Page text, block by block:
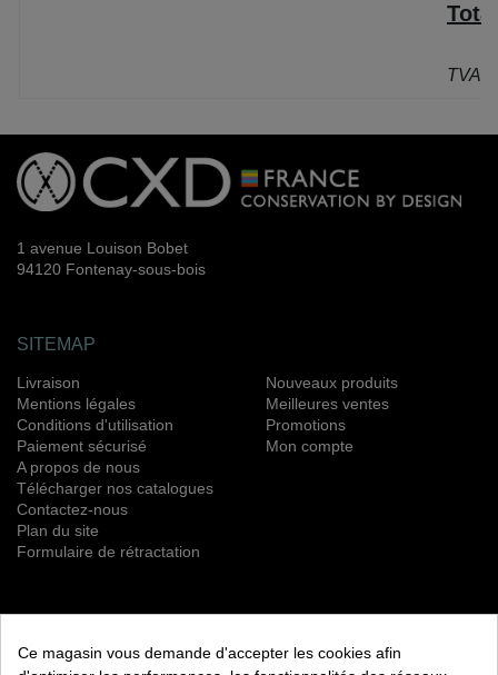
Total
TVA:
1 avenue Louison Bobet
94120 Fontenay-sous-bois
SITEMAP
Livraison
Mentions légales
Conditions d'utilisation
Paiement sécurisé
A propos de nous
Télécharger nos catalogues
Contactez-nous
Plan du site
Formulaire de rétractation
Nouveaux produits
Meilleures ventes
Promotions
Mon compte
Ce magasin vous demande d'accepter les cookies afin